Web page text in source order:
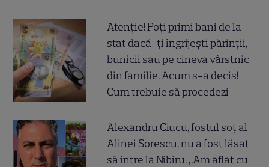
Atenție! Poți primi bani de la
stat dacă-ți îngrijești părinții,
bunicii sau pe cineva vârstnic
din familie. Acum s-a decis!
Cum trebuie să procedezi
Alexandru Ciucu, fostul soț al
Alinei Sorescu, nu a fost lăsat
să intre la Nibiru. „Am aflat cu